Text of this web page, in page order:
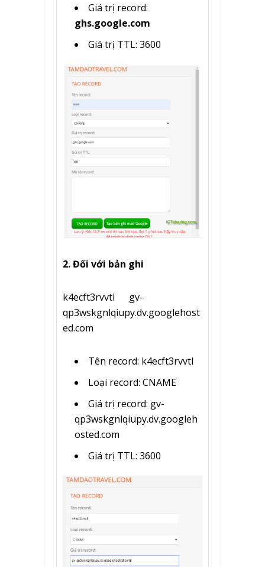
Giá trị record:
ghs.google.com
Giá trị TTL: 3600
2. Đối với bản ghi
k4ecft3rvvtl gv-
qp3wskgnlqiupy.dv.googlehost
ed.com
Tên record: k4ecft3rvvtl
Loại record: CNAME
Giá trị record: gv-
qp3wskgnlqiupy.dv.googleh
osted.com
Giá trị TTL: 3600